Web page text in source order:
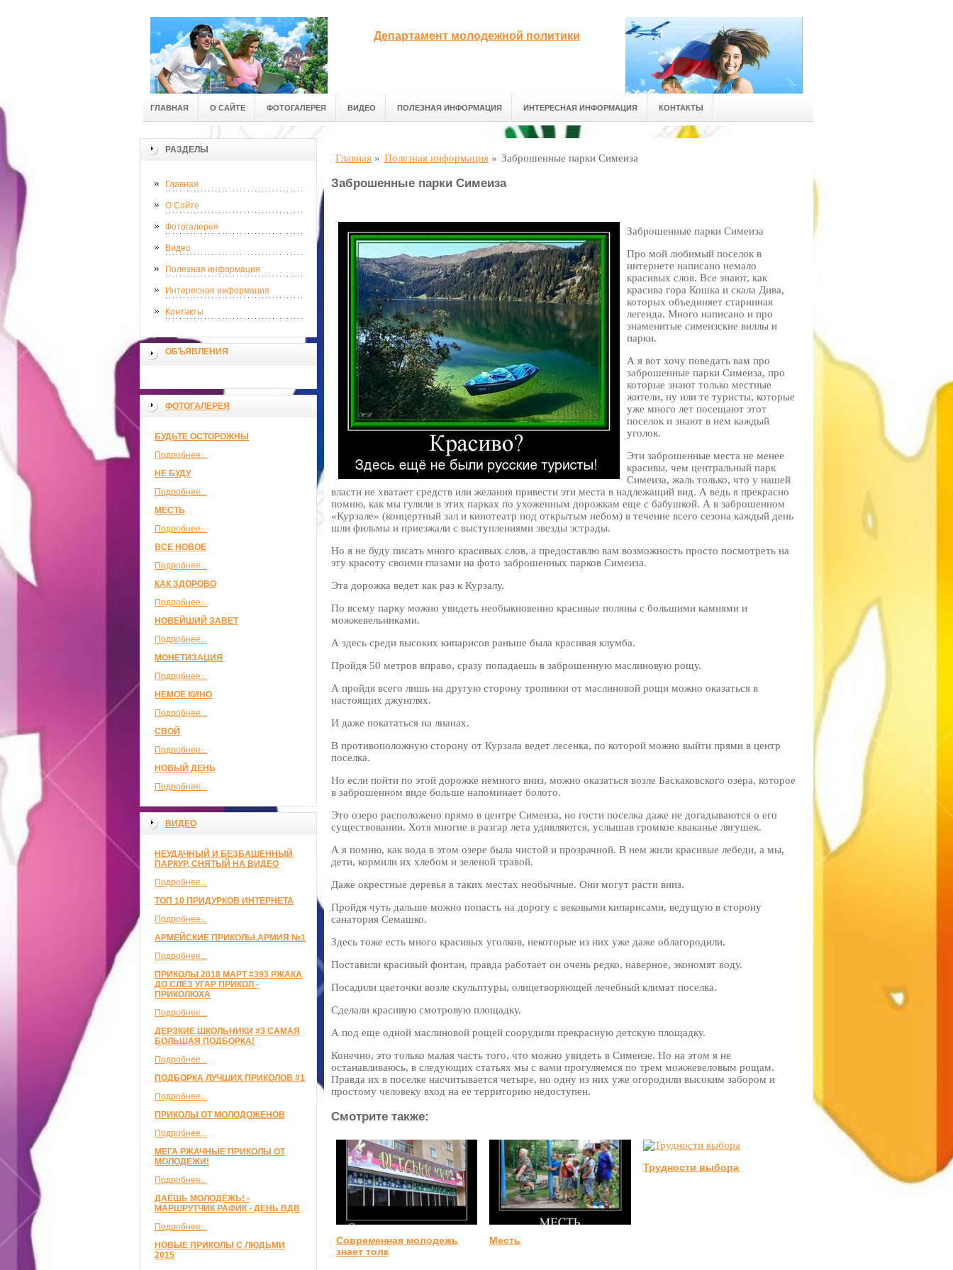
Департамент молодежной политики
ГЛАВНАЯ О САЙТЕ ФОТОГАЛЕРЕЯ ВИДЕО ПОЛЕЗНАЯ ИНФОРМАЦИЯ ИНТЕРЕСНАЯ ИНФОРМАЦИЯ КОНТАКТЫ
РАЗДЕЛЫ
Главная
О Сайте
Фотогалерея
Видео
Полезная информация
Интересная информация
Контакты
ОБЪЯВЛЕНИЯ
ФОТОГАЛЕРЕЯ
БУДЬТЕ ОСТОРОЖНЫ
Подробнее...
НЕ БУДУ
Подробнее...
МЕСТЬ
Подробнее...
ВСЕ НОВОЕ
Подробнее...
КАК ЗДОРОВО
Подробнее...
НОВЕЙШИЙ ЗАВЕТ
Подробнее...
МОНЕТИЗАЦИЯ
Подробнее...
НЕМОЕ КИНО
Подробнее...
СВОЙ
Подробнее...
НОВЫЙ ДЕНЬ
Подробнее...
ВИДЕО
НЕУДАЧНЫЙ И БЕЗБАШЕННЫЙ
ПАРКУР, СНЯТЫЙ НА ВИДЕО
Подробнее...
ТОП 10 ПРИДУРКОВ ИНТЕРНЕТА
Подробнее...
АРМЕЙСКИЕ ПРИКОЛЫ.АРМИЯ №1
Подробнее...
ПРИКОЛЫ 2018 МАРТ #393 РЖАКА
ДО СЛЕЗ УГАР ПРИКОЛ -
ПРИКОЛЮХА
Подробнее...
ДЕРЗКИЕ ШКОЛЬНИКИ #3 САМАЯ
БОЛЬШАЯ ПОДБОРКА!
Подробнее...
ПОДБОРКА ЛУЧШИХ ПРИКОЛОВ #1
Подробнее...
ПРИКОЛЫ ОТ МОЛОДОЖЕНОВ
Подробнее...
МЕГА РЖАЧНЫЕ ПРИКОЛЫ ОТ
МОЛОДЕЖИ!
Подробнее...
ДАЁШЬ МОЛОДЁЖЬ! -
МАРШРУТЧИК РАФИК - ДЕНЬ ВДВ
Подробнее...
НОВЫЕ ПРИКОЛЫ С ЛЮДЬМИ
2015
Главная » Полезная информация » Заброшенные парки Симеиза
Заброшенные парки Симеиза
Заброшенные парки Симеиза
Про мой любимый поселок в
интернете написано немало
красивых слов. Все знают, как
красива гора Кошка и скала Дива,
которых объединяет старинная
легенда. Много написано и про
знаменитые симеизские виллы и
парки.
А я вот хочу поведать вам про
заброшенные парки Симеиза, про
которые знают только местные
жители, ну или те туристы, которые
уже много лет посещают этот
поселок и знают в нем каждый
уголок.
Эти заброшенные места не менее
красивы, чем центральный парк
Симеиза, жаль только, что у нашей
власти не хватает средств или желания привести эти места в надлежащий вид. А ведь я прекрасно
помню, как мы гуляли в этих парках по ухоженным дорожкам еще с бабушкой. А в заброшенном
«Курзале» (концертный зал и кинотеатр под открытым небом) в течение всего сезона каждый день
шли фильмы и приезжали с выступлениями звезды эстрады.
Но я не буду писать много красивых слов, а предоставлю вам возможность просто посмотреть на
эту красоту своими глазами на фото заброшенных парков Симеиза.
Эта дорожка ведет как раз к Курзалу.
По всему парку можно увидеть необыкновенно красивые поляны с большими камнями и
можжевельниками.
А здесь среди высоких кипарисов раньше была красивая клумба.
Пройдя 50 метров вправо, сразу попадаешь в заброшенную маслиновую рощу.
А пройдя всего лишь на другую сторону тропинки от маслиновой рощи можно оказаться в
настоящих джунглях.
И даже покататься на лианах.
В противоположную сторону от Курзала ведет лесенка, по которой можно выйти прями в центр
поселка.
Но если пойти по этой дорожке немного вниз, можно оказаться возле Баскаковского озера, которое
в заброшенном виде больше напоминает болото.
Это озеро расположено прямо в центре Симеиза, но гости поселка даже не догадываются о его
существовании. Хотя многие в разгар лета удивляются, услышав громкое кваканье лягушек.
А я помню, как вода в этом озере была чистой и прозрачной. В нем жили красивые лебеди, а мы,
дети, кормили их хлебом и зеленой травой.
Даже окрестные деревья в таких местах необычные. Они могут расти вниз.
Пройдя чуть дальше можно попасть на дорогу с вековыми кипарисами, ведущую в сторону
санатория Семашко.
Здесь тоже есть много красивых уголков, некоторые из них уже даже облагородили.
Поставили красивый фонтан, правда работает он очень редко, наверное, экономят воду.
Посадили цветочки возле скульптуры, олицетворяющей лечебный климат поселка.
Сделали красивую смотровую площадку.
А под еще одной маслиновой рощей соорудили прекрасную детскую площадку.
Конечно, это только малая часть того, что можно увидеть в Симеизе. Но на этом я не
останавливаюсь, в следующих статьях мы с вами прогуляемся по трем можжевеловым рощам.
Правда их в поселке насчитывается четыре, но одну из них уже огородили высоким забором и
простому человеку вход на ее территорию недоступен.
Смотрите также:
Современная молодежь
знает толк
Месть
Трудности выбора